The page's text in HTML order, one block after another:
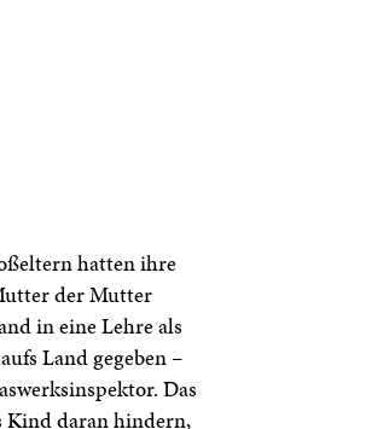
hatten ihre
der Mutter
in eine Lehre als
Land gegeben –
Das
Kind daran hindern,